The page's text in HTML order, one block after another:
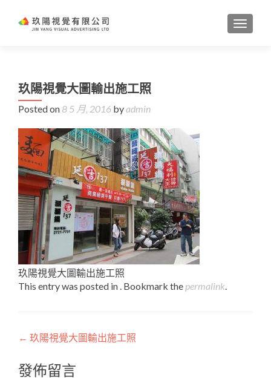
玖陽視覺大圖輸出施工照
Posted on 8 5 月, 2016 byadmin
玖陽視覺大圖輸出施工照
This entry was posted in . Bookmark the permalink.
Post
navigation
← 玖陽視覺大圖輸出施工照
發佈留言